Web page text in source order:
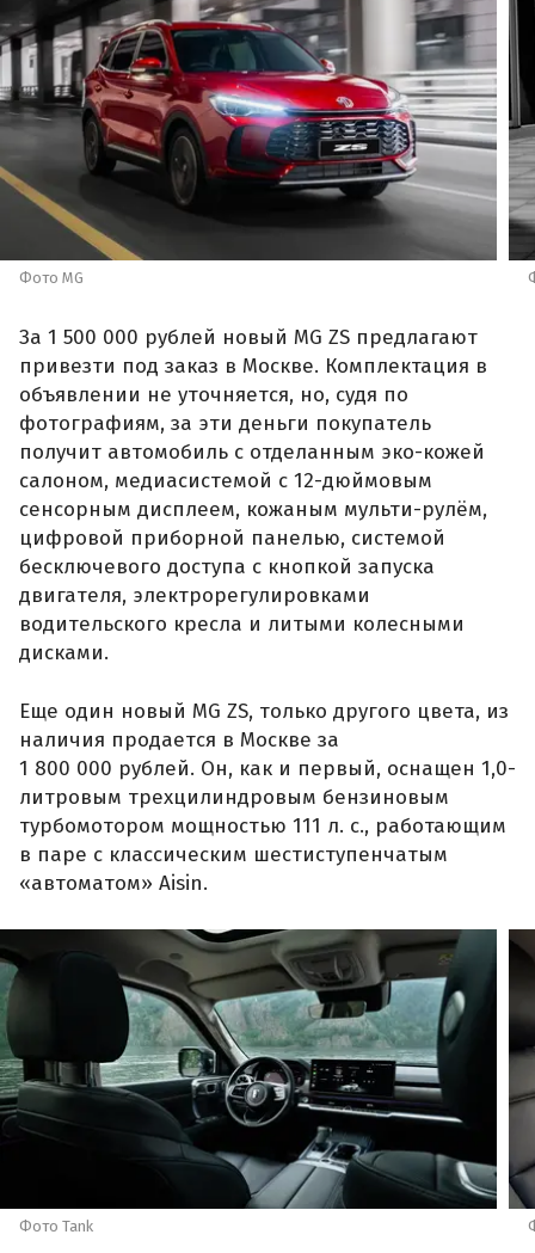
Фото MG
За 1 500 000 рублей новый MG ZS предлагают
привезти под заказ в Москве. Комплектация в
объявлении не уточняется, но, судя по
фотографиям, за эти деньги покупатель
получит автомобиль с отделанным эко-кожей
салоном, медиасистемой с 12-дюймовым
сенсорным дисплеем, кожаным мульти-рулём,
цифровой приборной панелью, системой
бесключевого доступа с кнопкой запуска
двигателя, электрорегулировками
водительского кресла и литыми колесными
дисками.
Еще один новый MG ZS, только другого цвета, из
наличия продается в Москве за
1 800 000 рублей. Он, как и первый, оснащен 1,0-
литровым трехцилиндровым бензиновым
турбомотором мощностью 111 л. с., работающим
в паре с классическим шестиступенчатым
«автоматом» Aisin.
Фото Tank